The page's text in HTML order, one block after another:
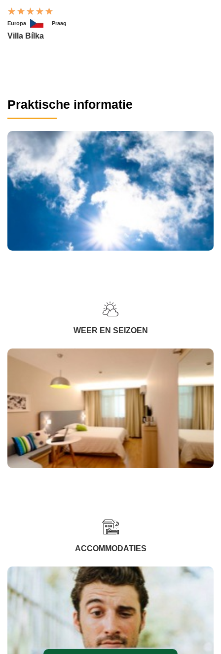
Europa Praag
Villa Bílka
Praktische informatie
WEER EN SEIZOEN
ACCOMMODATIES